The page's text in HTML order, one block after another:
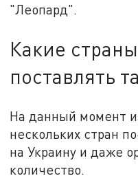
"Леопард".
Какие
поставлять
На данный момент
нескольких стран
на Украину и даже
количество.